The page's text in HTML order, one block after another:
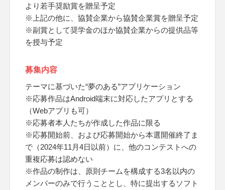
より若手奨励賞を贈呈予定
※上記の他に、協賛企業から協賛企業賞を贈呈予定
※副賞として奨学金のほか協賛企業からの提供品等
を授与予定
募集内容
テーマに基づいた“夢のある”アプリケーション
※応募作品はAndroid端末に対応したアプリとする
（Webアプリも可）
※応募者本人たちが作成した作品に限る
※応募開始前、および応募開始から本選開催終了ま
で（2024年11月4日以前）に、他のコンテストへの
重複応募は認めない
※作品の制作は、原則チームを構成する3名以内の
メンバーのみで行うこととし、特に提出するソフト